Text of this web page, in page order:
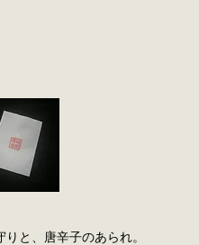
と、唐辛子のあられ。